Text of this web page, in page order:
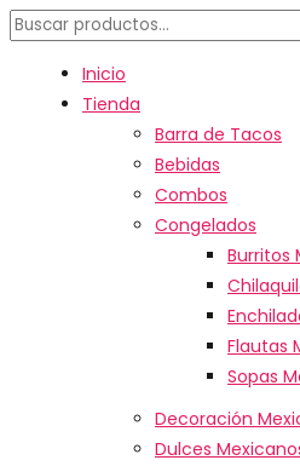
Inicio
Tienda
Barra de Tacos
Bebidas
Combos
Congelados
Burritos
Flautas
Sopas
Decoración
Dulces